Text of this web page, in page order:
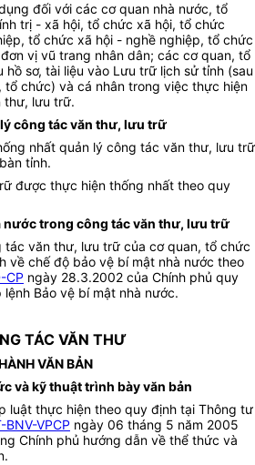
đối với các cơ quan nhà nước, tổ
trị - xã hội, tổ chức xã hội, tổ chức
tổ chức xã hội - nghề nghiệp, tổ chức
vị vũ trang nhân dân; các cơ quan, tổ
sơ, tài liệu vào Lưu trữ lịch sử tỉnh (sau
tổ chức) và cá nhân trong việc thực hiện
thư, lưu trữ.
công tác văn thư, lưu trữ
nhất quản lý công tác văn thư, lưu trữ
tỉnh.
được thực hiện thống nhất theo quy
nước trong công tác văn thư, lưu trữ
tác văn thư, lưu trữ của cơ quan, tổ chức
về chế độ bảo vệ bí mật nhà nước theo
CP ngày 28.3.2002 của Chính phủ quy
Bảo vệ bí mật nhà nước.
TÁC VĂN THƯ
VĂN BẢN
và kỹ thuật trình bày văn bản
luật thực hiện theo quy định tại Thông tư
VPCP ngày 06 tháng 5 năm 2005
Chính phủ hướng dẫn về thể thức và